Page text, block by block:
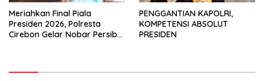
Meriahkan Final Piala
Presiden 2026, Polresta
Cirebon Gelar Nobar Persib
PENGGANTIAN KAPOLRI,
KOMPETENSI ABSOLUT
PRESIDEN